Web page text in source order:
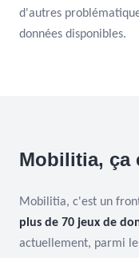
d'autres
données disponibles.
Mobilitia, ça
Mobilitia, c'est un
plus de 70 jeux de
actuellement, parmi